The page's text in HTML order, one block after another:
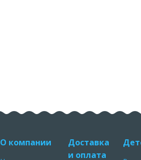
О компании
Доставка
и оплата